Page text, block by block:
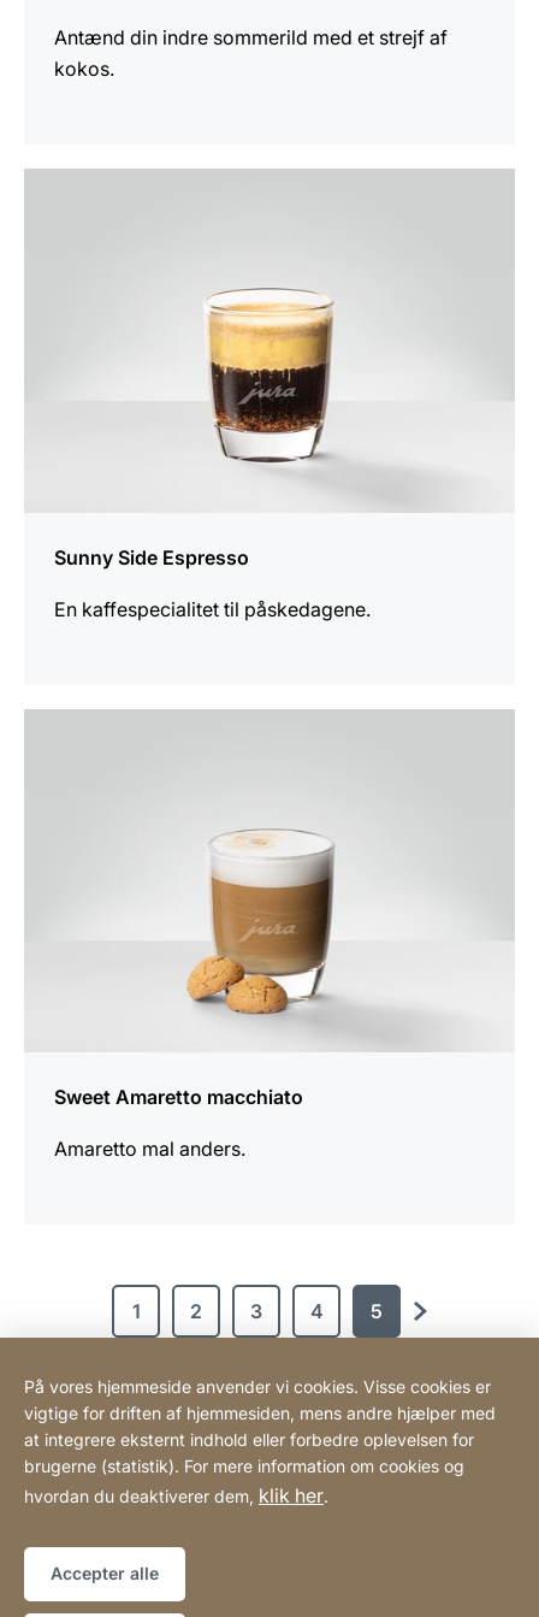
Antænd din indre sommerild med et strejf af
kokos.
Sunny Side Espresso
En kaffespecialitet til påskedagene.
Sweet Amaretto macchiato
Amaretto mal anders.
1 2 3 4
5
næste
Scandinavian Coffee System ApS
information]
Lovmæssig information
Tilgængelighedserklæring
På vores hjemmeside anvender vi cookies. Visse cookies er
vigtige for driften af hjemmesiden, mens andre hjælper med
at integrere eksternt indhold eller forbedre oplevelsen for
brugerne (statistik). For mere information om cookies og
hvordan du deaktiverer dem, klik her.
Accepter alle